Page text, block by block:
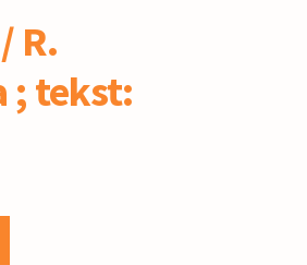
R.
; tekst: